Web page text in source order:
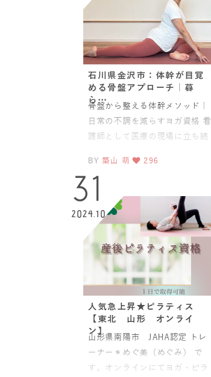
石川県金沢市：体幹が目覚
める骨盤アプローチ｜暮
ら…
骨盤から整える体幹メソッド｜
日常の不調を減らすヨガ資格 看
護師として医療の現場に立ち続
し、ひとつずつ積み
BY 築山 萌 296
31
2024.10
人気急上昇★ピラティス
【東北 山形 オンライ
ン】
山形県南陽市 JAHA認定 トレ
ーナー＊めぐ美（めぐみ） で
す。オンラインにてヨガ・ピラ